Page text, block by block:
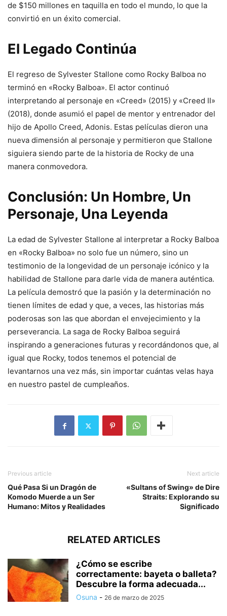
de $150 millones en taquilla en todo el mundo, lo que la
convirtió en un éxito comercial.
El Legado Continúa
El regreso de Sylvester Stallone como Rocky Balboa no
terminó en «Rocky Balboa». El actor continuó
interpretando al personaje en «Creed» (2015) y «Creed II»
(2018), donde asumió el papel de mentor y entrenador del
hijo de Apollo Creed, Adonis. Estas películas dieron una
nueva dimensión al personaje y permitieron que Stallone
siguiera siendo parte de la historia de Rocky de una
manera conmovedora.
Conclusión: Un Hombre, Un
Personaje, Una Leyenda
La edad de Sylvester Stallone al interpretar a Rocky Balboa
en «Rocky Balboa» no solo fue un número, sino un
testimonio de la longevidad de un personaje icónico y la
habilidad de Stallone para darle vida de manera auténtica.
La película demostró que la pasión y la determinación no
tienen límites de edad y que, a veces, las historias más
poderosas son las que abordan el envejecimiento y la
perseverancia. La saga de Rocky Balboa seguirá
inspirando a generaciones futuras y recordándonos que, al
igual que Rocky, todos tenemos el potencial de
levantarnos una vez más, sin importar cuántas velas haya
en nuestro pastel de cumpleaños.
Previous article
Qué Pasa Si un Dragón de
Komodo Muerde a un Ser
Humano: Mitos y Realidades
Next article
«Sultans of Swing» de Dire
Straits: Explorando su
Significado
RELATED ARTICLES
¿Cómo se escribe
correctamente: bayeta o balleta?
Descubre la forma adecuada...
Osuna - 26 de marzo de 2025